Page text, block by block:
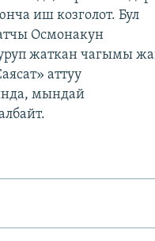
иш козголот. Бул
Осмонакун
жаткан чагымы
аттуу
мындай